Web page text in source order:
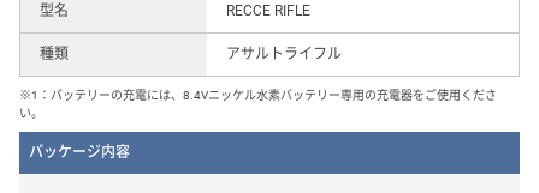
型名 RECCE RIFLE
種類 アサルトライフル
※1：バッテリーの充電には、8.4Vニッケル水素バッテリー専用の充電器をご使用くださ
い。
パッケージ内容